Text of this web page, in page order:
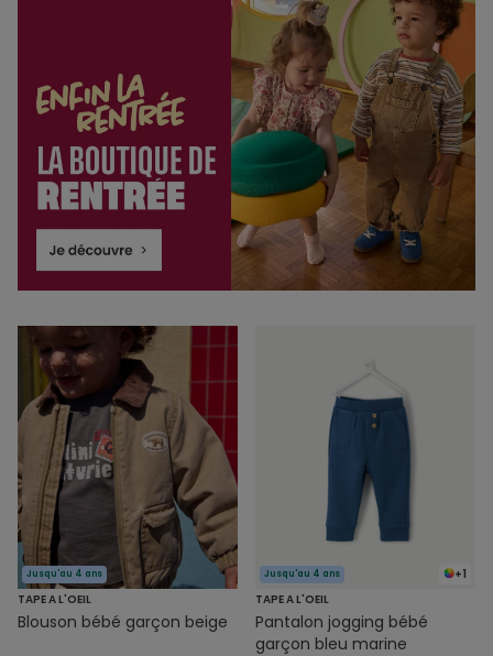
Jusqu'au 4 ans
TAPE A L'OEIL
Blouson bébé garçon beige
+1
Jusqu'au 4 ans
TAPE A L'OEIL
Pantalon jogging bébé
garçon bleu marine